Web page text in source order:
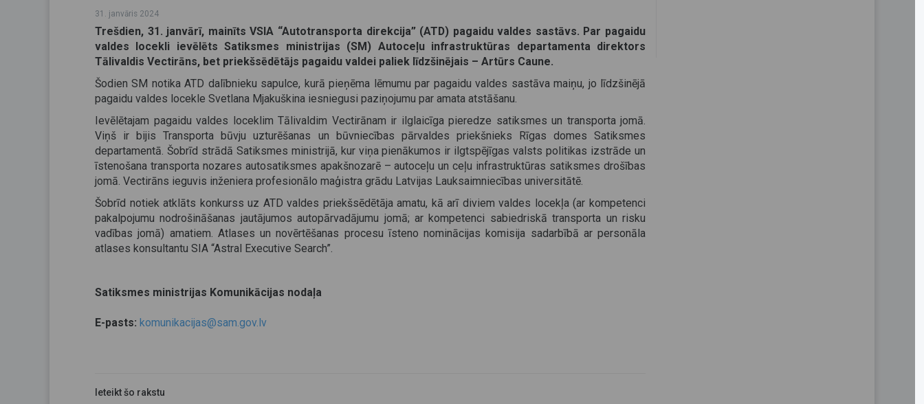
31. janvāris 2024
Trešdien, 31. janvārī, mainīts VSIA “Autotransporta direkcija” (ATD) pagaidu valdes sastāvs. Par pagaidu
valdes locekli ievēlēts Satiksmes ministrijas (SM) Autoceļu infrastruktūras departamenta direktors
Tālivaldis Vectirāns, bet priekšsēdētājs pagaidu valdei paliek līdzšinējais – Artūrs Caune.
Šodien SM notika ATD dalībnieku sapulce, kurā pieņēma lēmumu par pagaidu valdes sastāva maiņu, jo līdzšinējā
pagaidu valdes locekle Svetlana Mjakuškina iesniegusi paziņojumu par amata atstāšanu.
Ievēlētajam pagaidu valdes loceklim Tālivaldim Vectirānam ir ilglaicīga pieredze satiksmes un transporta jomā.
Viņš ir bijis Transporta būvju uzturēšanas un būvniecības pārvaldes priekšnieks Rīgas domes Satiksmes
departamentā. Šobrīd strādā Satiksmes ministrijā, kur viņa pienākumos ir ilgtspējīgas valsts politikas izstrāde un
īstenošana transporta nozares autosatiksmes apakšnozarē – autoceļu un ceļu infrastruktūras satiksmes drošības
jomā. Vectirāns ieguvis inženiera profesionālo maģistra grādu Latvijas Lauksaimniecības universitātē.
Šobrīd notiek atklāts konkurss uz ATD valdes priekšsēdētāja amatu, kā arī diviem valdes locekļa (ar kompetenci
pakalpojumu nodrošināšanas jautājumos autopārvadājumu jomā; ar kompetenci sabiedriskā transporta un risku
vadības jomā) amatiem. Atlases un novērtēšanas procesu īsteno nominācijas komisija sadarbībā ar personāla
atlases konsultantu SIA “Astral Executive Search”.
Satiksmes ministrijas Komunikācijas nodaļa
E-pasts: komunikacijas@sam.gov.lv
Ieteikt šo rakstu